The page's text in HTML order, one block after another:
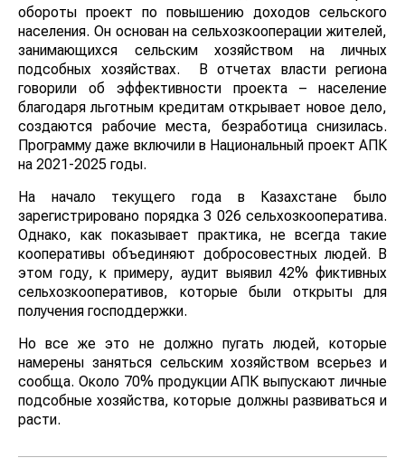
обороты проект по повышению доходов сельского
населения. Он основан на сельхозкооперации жителей,
занимающихся сельским хозяйством на личных
подсобных хозяйствах. В отчетах власти региона
говорили об эффективности проекта – население
благодаря льготным кредитам открывает новое дело,
создаются рабочие места, безработица снизилась.
Программу даже включили в Национальный проект АПК
на 2021-2025 годы.
На начало текущего года в Казахстане было
зарегистрировано порядка 3 026 сельхозкооператива.
Однако, как показывает практика, не всегда такие
кооперативы объединяют добросовестных людей. В
этом году, к примеру, аудит выявил 42% фиктивных
сельхозкооперативов, которые были открыты для
получения господдержки.
Но все же это не должно пугать людей, которые
намерены заняться сельским хозяйством всерьез и
сообща. Около 70% продукции АПК выпускают личные
подсобные хозяйства, которые должны развиваться и
расти.